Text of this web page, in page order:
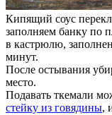
Кипящий соус
заполняем банку по
в кастрюлю,
минут.
После остывания
место.
Подавать ткемали
стейку из говядины,